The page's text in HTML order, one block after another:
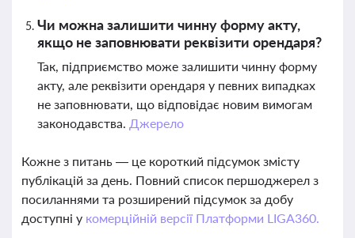
Чи можна залишити чинну форму акту,
якщо не заповнювати реквізити орендаря?
Так, підприємство може залишити чинну форму
акту, але реквізити орендаря у певних випадках
не заповнювати, що відповідає новим вимогам
законодавства. Джерело
Кожне з питань — це короткий підсумок змісту
публікацій за день. Повний список першоджерел з
посиланнями та розширений підсумок за добу
доступні у комерційній версії Платформи LIGA360.